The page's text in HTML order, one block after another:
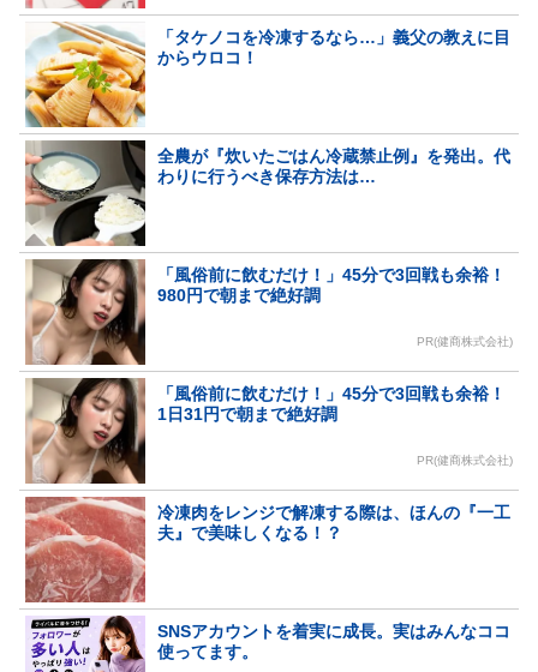
「タケノコを冷凍するなら…」義父の教えに目
からウロコ！
全農が『炊いたごはん冷蔵禁止例』を発出。代
わりに行うべき保存方法は…
「風俗前に飲むだけ！」45分で3回戦も余裕！
980円で朝まで絶好調
PR(健商株式会社)
「風俗前に飲むだけ！」45分で3回戦も余裕！
1日31円で朝まで絶好調
PR(健商株式会社)
冷凍肉をレンジで解凍する際は、ほんの『一工
夫』で美味しくなる！？
SNSアカウントを着実に成長。実はみんなココ
使ってます。